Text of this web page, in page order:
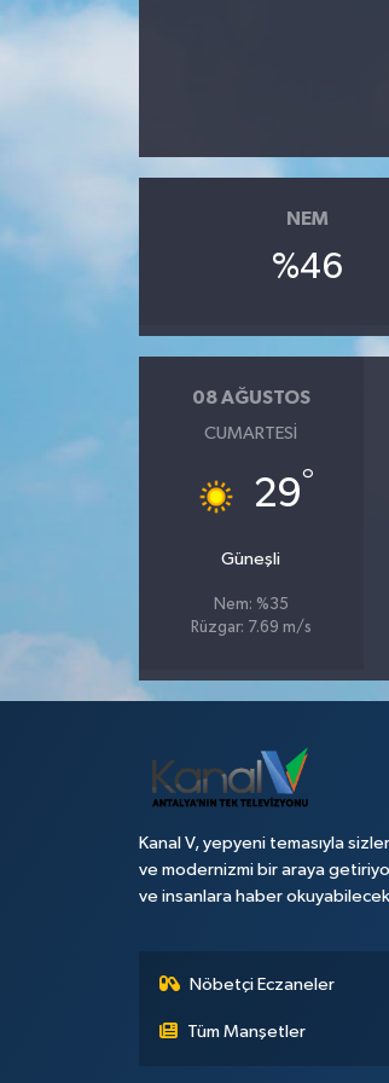
NEM
%46
08 AĞUSTOS
CUMARTESI
29°
Güneşli
Nem: %35
Rüzgar: 7.69 m/s
Kanal V, yepyeni temasıyla
ve modernizmi bir araya
ve insanlara haber
Nöbetçi Eczaneler
Tüm Manşetler
Televizyon